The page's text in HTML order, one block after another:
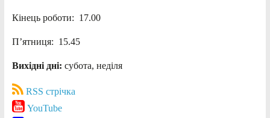
Кінець роботи: 17.00
П’ятниця: 15.45
Вихідні дні: субота, неділя
RSS стрічка
YouTube